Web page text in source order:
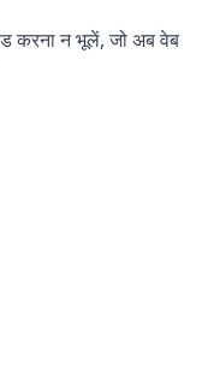
करना न भूलें, जो अब वेब